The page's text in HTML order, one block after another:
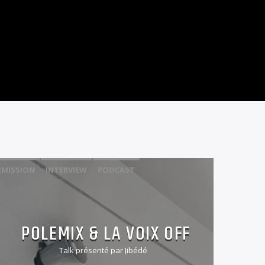
EMISSION INTERVIEW PODCAST
POLEMIX & LA VOIX OFF
Talk présenté par Jibédé